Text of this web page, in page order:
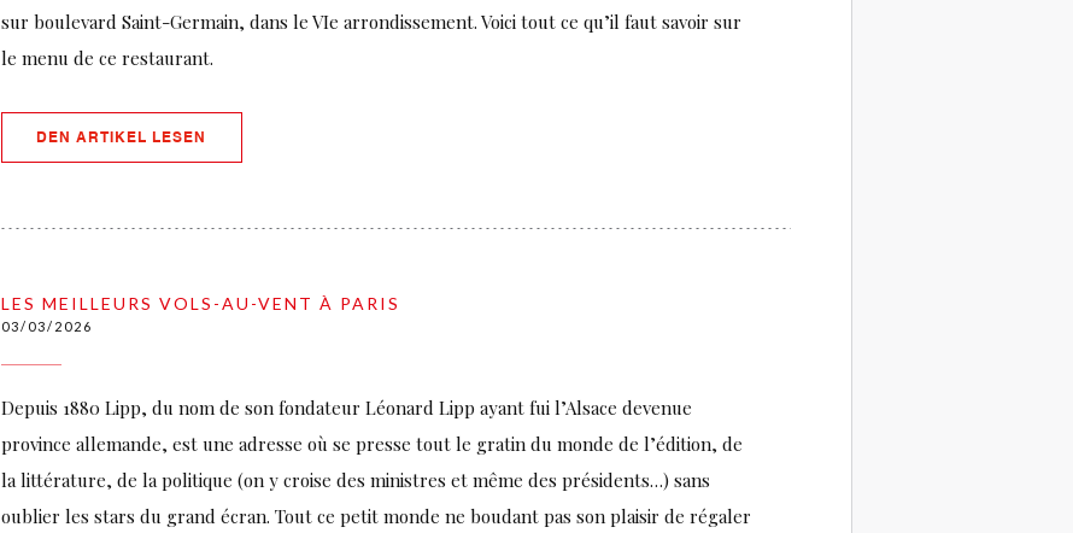
sur boulevard Saint-Germain, dans le VIe arrondissement. Voici tout ce qu’il faut savoir sur
le menu de ce restaurant.
DEN ARTIKEL LESEN
LES MEILLEURS VOLS-AU-VENT À PARIS
03/03/2026
Depuis 1880 Lipp, du nom de son fondateur Léonard Lipp ayant fui l’Alsace devenue
province allemande, est une adresse où se presse tout le gratin du monde de l’édition, de
la littérature, de la politique (on y croise des ministres et même des présidents…) sans
oublier les stars du grand écran. Tout ce petit monde ne boudant pas son plaisir de régaler